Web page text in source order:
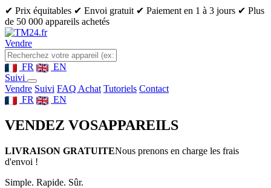
✔ Prix équitables ✔ Envoi gratuit ✔ Paiement en 1 à 3 jours ✔ Plus
de 50 000 appareils achetés
Vendre
FR
EN
Suivi
Vendre Suivi FAQ Achat Tutoriels Contact
FR
EN
VENDEZ VOSAPPAREILS
LIVRAISON GRATUITENous prenons en charge les frais
d'envoi !
Simple. Rapide. Sûr.